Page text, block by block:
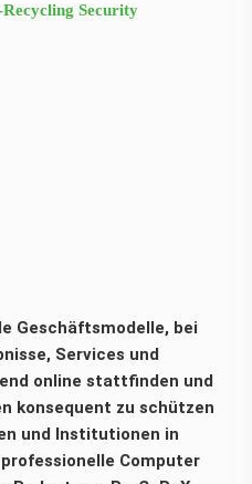
Security
Geschäftsmodelle, bei
Services und
online stattfinden und
konsequent zu schützen
und Institutionen in
Computer